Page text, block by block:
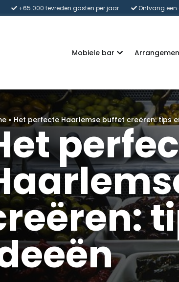
+65.000 tevreden gasten per jaar Ontvang een
Mobiele bar
» Het perfecte Haarlemse buffet creëren: tips